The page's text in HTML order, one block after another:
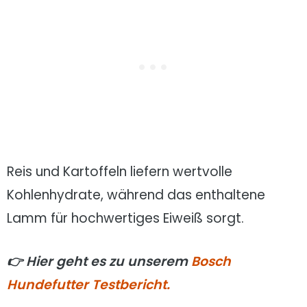
Reis und Kartoffeln liefern wertvolle
Kohlenhydrate, während das enthaltene
Lamm für hochwertiges Eiweiß sorgt.
👉 Hier geht es zu unseremBosch
Hundefutter Testbericht.